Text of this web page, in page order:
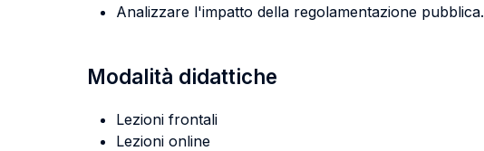
Analizzare l'impatto della regolamentazione pubblica.
Modalità didattiche
Lezioni frontali
Lezioni online